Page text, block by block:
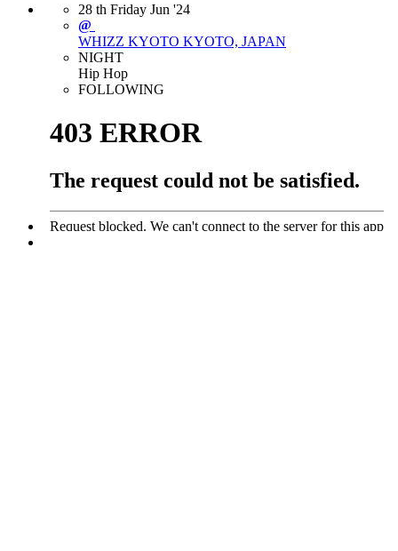
28 th Friday Jun '24
@
WHIZZ KYOTO KYOTO, JAPAN
NIGHT
Hip Hop
FOLLOWING